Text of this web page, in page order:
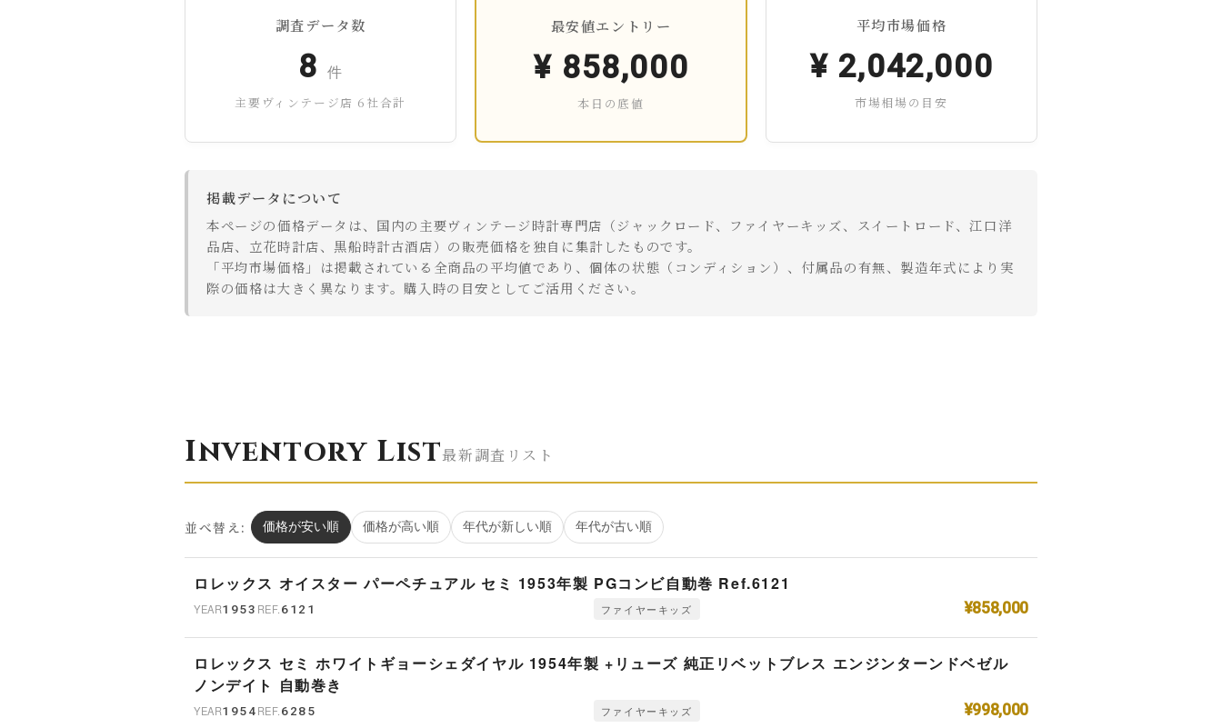
調査データ数
8
件
主要ヴィンテージ店 6社合計
最安値エントリー
¥ 858,000
本日の底値
平均市場価格
¥ 2,042,000
市場相場の目安
掲載データについて
本ページの価格データは、国内の主要ヴィンテージ時計専門店（ジャックロード、ファイヤーキッズ、スイートロード、江口洋
品店、立花時計店、黒船時計古酒店）の販売価格を独自に集計したものです。
「平均市場価格」は掲載されている全商品の平均値であり、個体の状態（コンディション）、付属品の有無、製造年式により実
際の価格は大きく異なります。購入時の目安としてご活用ください。
Inventory List最新調査リスト
並べ替え: 価格が安い順 価格が高い順 年代が新しい順 年代が古い順
ロレックス オイスター パーペチュアル セミ 1953年製 PGコンビ自動巻 Ref.6121
YEAR1953 REF. 6121 ファイヤーキッズ ¥858,000
ロレックス セミ ホワイトギョーシェダイヤル 1954年製 +リューズ 純正リベットブレス エンジンターンドベゼル
ノンデイト 自動巻き
YEAR1954REF. 6285 ファイヤーキッズ ¥998,000